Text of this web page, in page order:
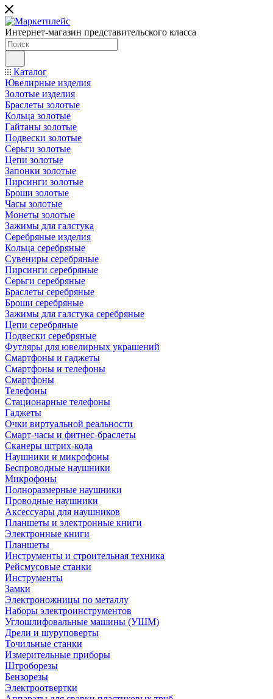
Интернет-магазин представительского класса
Каталог
Ювелирные изделия
Золотые изделия
Браслеты золотые
Кольца золотые
Гайтаны золотые
Подвески золотые
Серьги золотые
Цепи золотые
Запонки золотые
Пирсинги золотые
Броши золотые
Часы золотые
Монеты золотые
Зажимы для галстука
Серебряные изделия
Кольца серебряные
Сувениры серебряные
Пирсинги серебряные
Серьги серебряные
Браслеты серебряные
Броши серебряные
Зажимы для галстука серебряные
Цепи серебряные
Подвески серебряные
Футляры для ювелирных украшений
Смартфоны и гаджеты
Смартфоны и телефоны
Смартфоны
Телефоны
Стационарные телефоны
Гаджеты
Очки виртуальной реальности
Смарт-часы и фитнес-браслеты
Сканеры штрих-кода
Наушники и микрофоны
Беспроводные наушники
Микрофоны
Полноразмерные наушники
Проводные наушники
Аксессуары для наушников
Планшеты и электронные книги
Электронные книги
Планшеты
Инструменты и строительная техника
Рейсмусовые станки
Инструменты
Замки
Электроножницы по металлу
Наборы электроинструментов
Углошлифовальные машины (УШМ)
Дрели и шуруповерты
Точильные станки
Измерительные приборы
Штроборезы
Бензорезы
Электроотвертки